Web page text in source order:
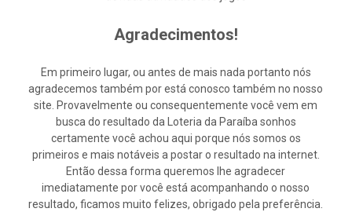
Agradecimentos!
Em primeiro lugar, ou antes de mais nada portanto nós
agradecemos também por está conosco também no nosso
site. Provavelmente ou consequentemente você vem em
busca do resultado da Loteria da Paraíba sonhos
certamente você achou aqui porque nós somos os
primeiros e mais notáveis a postar o resultado na internet.
Então dessa forma queremos lhe agradecer
imediatamente por você está acompanhando o nosso
resultado, ficamos muito felizes, obrigado pela preferência.